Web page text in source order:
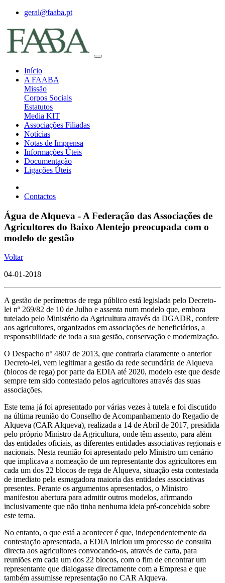
geral@faaba.pt
Início
A FAABA
Missão
Corpos Sociais
Estatutos
Media KIT
Associações Filiadas
Notícias
Notas de Imprensa
Informações Úteis
Documentação
Ligações Úteis
Contactos
Água de Alqueva - A Federação das Associações de
Agricultores do Baixo Alentejo preocupada com o
modelo de gestão
Voltar
04-01-2018
A gestão de perímetros de rega público está legislada pelo Decreto-
lei nº 269/82 de 10 de Julho e assenta num modelo que, embora
tutelado pelo Ministério da Agricultura através da DGADR, confere
aos agricultores, organizados em associações de beneficiários, a
responsabilidade de toda a sua gestão, conservação e modernização.
O Despacho nº 4807 de 2013, que contraria claramente o anterior
Decreto-lei, vem legitimar a gestão da rede secundária de Alqueva
(blocos de rega) por parte da EDIA até 2020, modelo este que desde
sempre tem sido contestado pelos agricultores através das suas
associações.
Este tema já foi apresentado por várias vezes à tutela e foi discutido
na última reunião do Conselho de Acompanhamento do Regadio de
Alqueva (CAR Alqueva), realizada a 14 de Abril de 2017, presidida
pelo próprio Ministro da Agricultura, onde têm assento, para além
das entidades oficiais, as diferentes entidades associativas regionais e
nacionais. Nesta reunião foi apresentado pelo Ministro um cenário
que implicava a nomeação de um representante dos agricultores em
cada um dos 22 blocos de rega de Alqueva, situação esta contestada
de imediato pela esmagadora maioria das entidades associativas
presentes. Perante os argumentos apresentados, o Ministro
manifestou abertura para admitir outros modelos, afirmando
inclusivamente que não tinha nenhuma ideia pré-concebida sobre
este tema.
No entanto, o que está a acontecer é que, independentemente da
contestação apresentada, a EDIA iniciou um processo de consulta
directa aos agricultores convocando-os, através de carta, para
reuniões em cada um dos 22 blocos, com o fim de encontrar um
representante que dialogasse directamente com a Empresa e que
também assumisse representação no CAR Alqueva.